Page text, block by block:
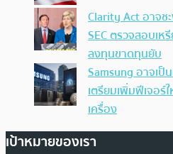
Clarity Act อาจช
SEC ตรวจสอบเ
ลงทุนขาดทุนยับ
Samsung อาจเ
เตรียมเพิ่มฟีเจอร์
เครื่อง
เป้าหมายของเรา